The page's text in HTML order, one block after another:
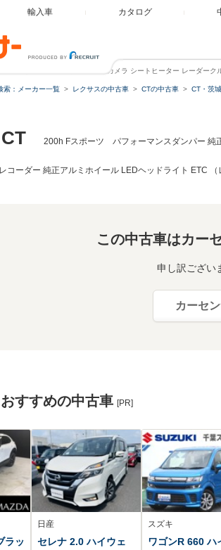
輸入車 カタログ
ンスダンパー 純正ナビ バックカメラ シートヒーター レーダー
索：メーカー一覧 レクサスの中古車 CTの中古車 CT・茨
200h Fスポーツ パフォーマンスダンパー 純
コーダー 純正アルミホイール LEDヘッドライト ETC （
この中古車はカー
申し訳ござい
カーセ
すすめの中古車 [PR]
ラッ
日産
セレナ 2.0 ハイウェ
スズキ
ワゴンR 660 ハ